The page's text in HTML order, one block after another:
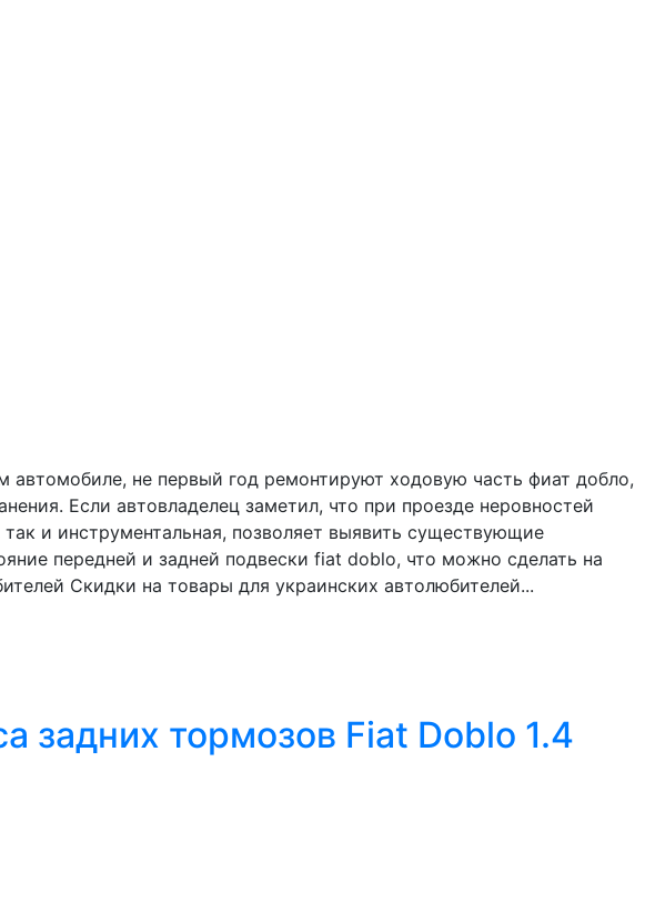
не первый год ремонтируют ходовую часть фиат добло,
Если автовладелец заметил, что при проезде неровностей
и инструментальная, позволяет выявить существующие
передней и задней подвески fiat doblo, что можно сделать на
Скидки на товары для украинских автолюбителей...
задних тормозов Fiat Doblo 1.4